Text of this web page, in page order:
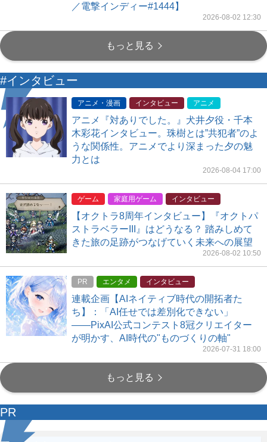
／電撃インディー#1444】
2026-08-02 12:30
もっと見る
#インタビュー
アニメ・漫画 インタビュー アニメ
アニメ『対ありでした。』犬井夕役・千本
木彩花インタビュー。珠樹とは”共犯者”のよ
うな関係性。アニメでより深まった夕の魅
力とは
2026-08-04 17:00
ゲーム 家庭用ゲーム インタビュー
【オクトラ8周年インタビュー】『オクトパ
ストラベラーIII』はどうなる？ 踏みしめて
きた旅の足跡がつなげていく未来への展望
2026-08-02 10:50
PR エンタメ インタビュー
連載企画【AIネイティブ時代の開拓者た
ち】：「AI任せでは差別化できない」
――PixAI公式コンテスト8冠クリエイター
が明かす、AI時代の"ものづくりの軸"
2026-07-31 18:00
もっと見る
PR